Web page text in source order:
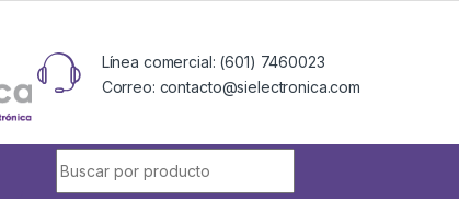
Línea comercial: (601) 7460023
Correo: contacto@sielectronica.com